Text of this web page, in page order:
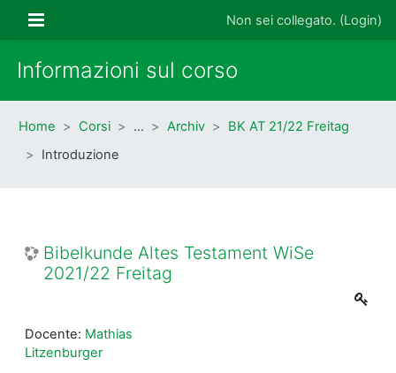
Pannello laterale Non sei collegato. (Login)
Informazioni sul corso
Home Corsi … Archiv
BK AT 21/22 Freitag
Introduzione
Bibelkunde Altes Testament WiSe
2021/22 Freitag
Docente: Mathias
Litzenburger